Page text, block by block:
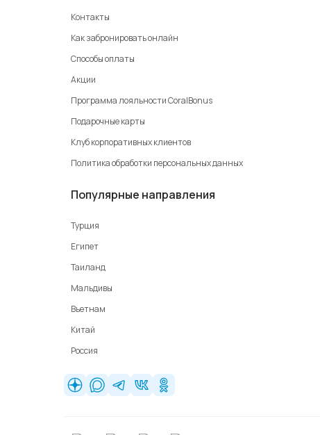
Контакты
Как забронировать онлайн
Способы оплаты
Акции
Программа лояльности CoralBonus
Подарочные карты
Клуб корпоративных клиентов
Политика обработки персональных данных
Популярные направления
Турция
Египет
Таиланд
Мальдивы
Вьетнам
Китай
Россия